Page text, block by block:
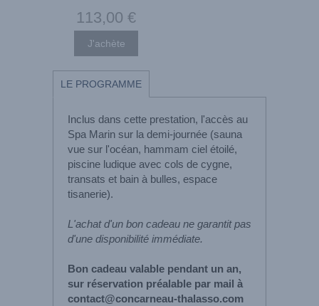
113,00 €
LE PROGRAMME
Inclus dans cette prestation, l'accès au
Spa Marin sur la demi-journée (sauna
vue sur l'océan, hammam ciel étoilé,
piscine ludique avec cols de cygne,
transats et bain à bulles, espace
tisanerie).
L'achat d'un bon cadeau ne garantit pas
d'une disponibilité immédiate.
Bon cadeau valable pendant un an,
sur réservation préalable par mail à
contact@concarneau-thalasso.com